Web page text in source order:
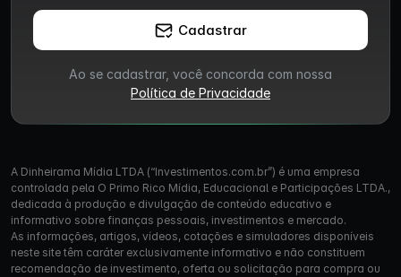
Cadastrar
Ao se cadastrar, você concorda com nossa
Política de Privacidade
A Dinheirama Mídia LTDA (“Investimentos.com.br”) é uma empresa
controlada pela O Primo Rico Mídia, Educacional e Participações LTDA.,
dedicada à produção e divulgação de conteúdo educativo e
informativo sobre finanças pessoais, investimentos e mercado.
As informações, artigos, vídeos, cotações e simuladores disponíveis
neste site têm caráter exclusivamente informativo e não constituem
recomendação de investimento, oferta ou solicitação para compra ou